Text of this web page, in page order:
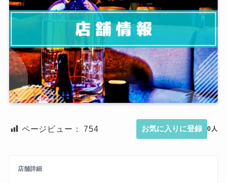
ページビュー： 754 お気に入りに登録 0人
店舗詳細